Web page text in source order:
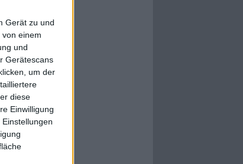
Gerät zu und
einem
und
Gerätescans
um der
diese
Einwilligung